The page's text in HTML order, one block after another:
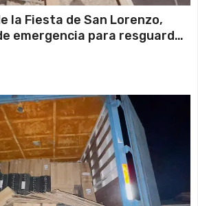
la Fiesta de San Lorenzo,
emergencia para resguardar